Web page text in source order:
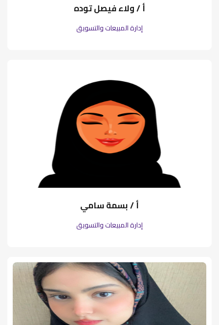
أ / ولاء فيصل توده
إدارة المبيعات والتسويق
أ / بسمة سامي
إدارة المبيعات والتسويق